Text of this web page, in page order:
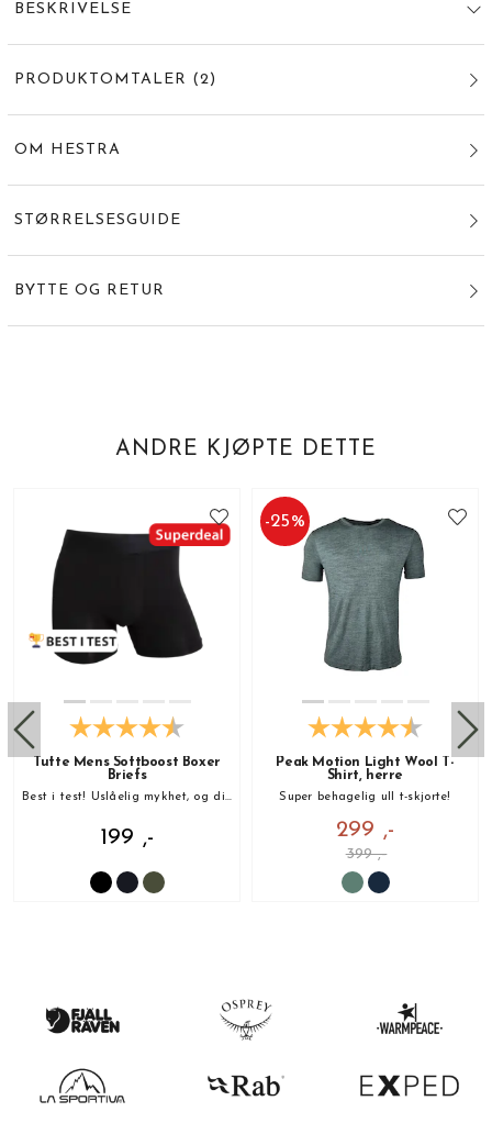
BESKRIVELSE
PRODUKTOMTALER (2)
OM HESTRA
STØRRELSESGUIDE
BYTTE OG RETUR
ANDRE KJØPTE DETTE
Tufte Mens Softboost Boxer
Briefs
Best i test! Uslåelig mykhet, og din nye favoritt!
199 ,-
-25%
Peak Motion Light Wool T-
Shirt, herre
Super behagelig ull t-skjorte!
299 ,-
399 ,-